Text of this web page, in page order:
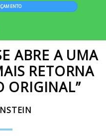
ABRE A UMA
RETORNA
ORIGINAL”